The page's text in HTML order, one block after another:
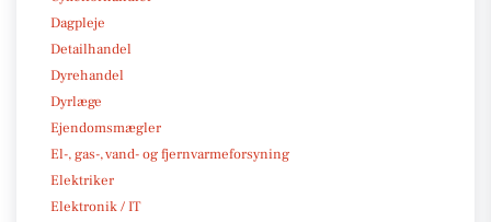
Dagpleje
Detailhandel
Dyrehandel
Dyrlæge
Ejendomsmægler
El-, gas-, vand- og fjernvarmeforsyning
Elektriker
Elektronik / IT